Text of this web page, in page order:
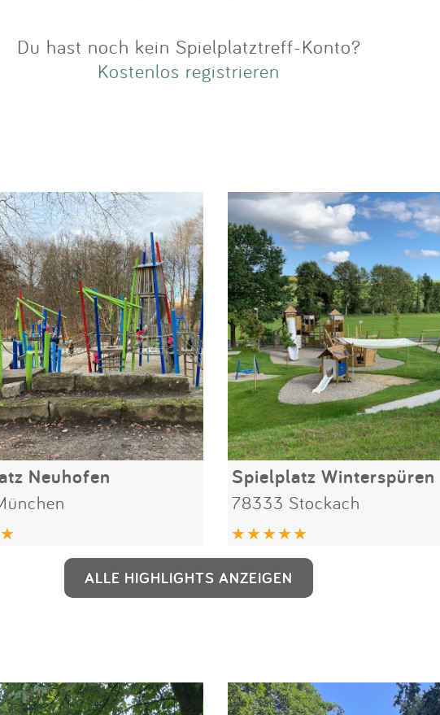
Du hast noch kein Spielplatztreff-Konto?
Kostenlos registrieren
Neuhofen Spielplatz Winterspüren
78333 Stockach
ALLE HIGHLIGHTS ANZEIGEN